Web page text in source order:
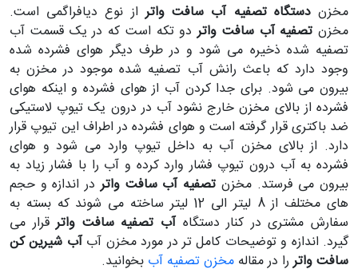
مخزندستگاه تصفیه آب سافت واتراز نوع دیافراگمی است.
مخزن تصفیه آب سافت واتردو تکه است که در یک قسمت آب
تصفیه شده ذخیره می شود و در طرف دیگر هوای فشرده شده
وجود دارد که باعث رانش آب تصفیه شده موجود در مخزن به
بیرون می شود. برای جدا کردن آب از هوای فشرده و اینکه هوای
فشرده از بالای مخزن خارج نشود آب در درون یک تیوپ لاستیکی
ضد باکتری قرار گرفته است و هوای فشرده در اطراف این تیوپ قرار
دارد. از بالای مخزن آب به داخل تیوپ وارد می شود و هوای
فشرده به آب درون تیوپ فشار وارد کرده و آب را با فشار زیاد به
بیرون می فرستد. مخزن تصفیه آب سافت واتردر اندازه و حجم
های مختلف از 8 لیتر الی 12 لیتر ساخته می شوند که بسته به
سفارش مشتری در کنار دستگاهآب تصفیه سافت واترقرار می
گیرد. اندازه و توضیحات کامل تر در مورد مخزن آبآب شیرین کن
سافت واتررا در مقاله مخزن تصفیه آب بخوانید.